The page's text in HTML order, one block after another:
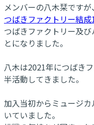
メンバーの八木栞です
つばきファクトリー結
つばきファクトリー及
とになりました。
八木は2021年につばき
半活動してきました。
加入当初からミュージ
いていました。